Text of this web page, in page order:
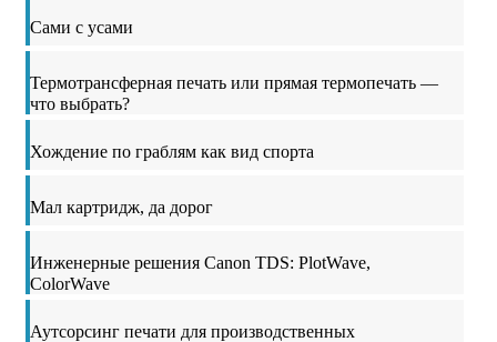
Сами с усами
Термотрансферная печать или прямая термопечать —
что выбрать?
Хождение по граблям как вид спорта
Мал картридж, да дорог
Инженерные решения Canon TDS: PlotWave,
ColorWave
Аутсорсинг печати для производственных